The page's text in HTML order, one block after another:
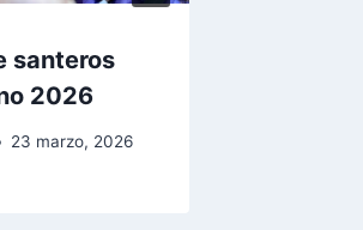
santeros
2026
23 marzo, 2026